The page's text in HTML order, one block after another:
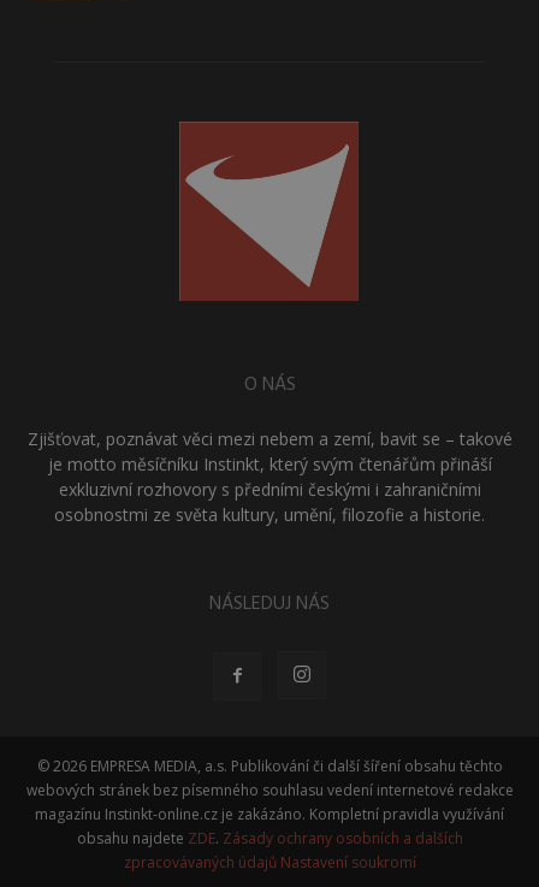
O NÁS
Zjišťovat, poznávat věci mezi nebem a zemí, bavit se – takové
je motto měsíčníku Instinkt, který svým čtenářům přináší
exkluzivní rozhovory s předními českými i zahraničními
osobnostmi ze světa kultury, umění, filozofie a historie.
NÁSLEDUJ NÁS
© 2026 EMPRESA MEDIA, a.s. Publikování či další šíření obsahu těchto
webových stránek bez písemného souhlasu vedení internetové redakce
magazínu Instinkt-online.cz je zakázáno. Kompletní pravidla využívání
obsahu najdete ZDE. Zásady ochrany osobních a dalších
zpracovávaných údajů Nastavení soukromí